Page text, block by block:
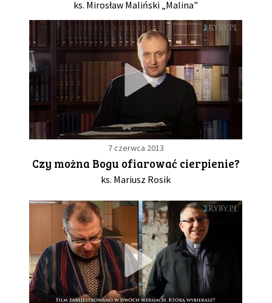
ks. Mirosław Maliński „Malina"
7 czerwca 2013
Czy można Bogu ofiarować cierpienie?
ks. Mariusz Rosik